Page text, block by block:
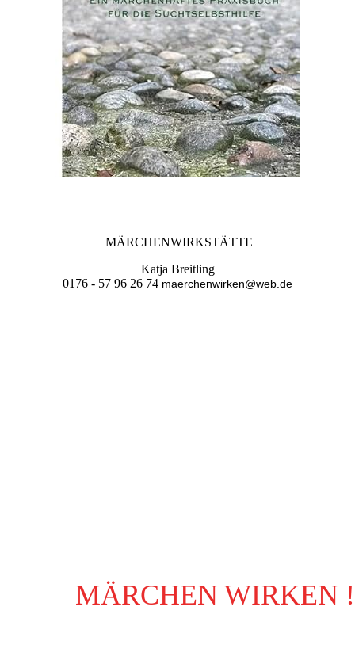
MÄRCHENWIRKSTÄTTE
Katja Breitling
0176 - 57 96 26 74 maerchenwirken@web.de
MÄRCHEN WIRKEN !